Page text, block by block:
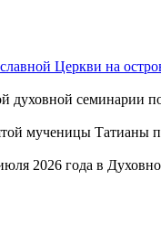
Церкви на
духовной семинарии
мученицы Татианы
2026 года в